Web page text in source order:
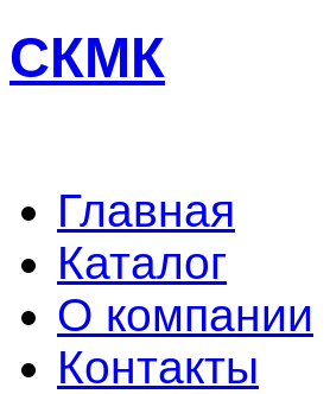
СКМК
Главная
Каталог
О компании
Контакты